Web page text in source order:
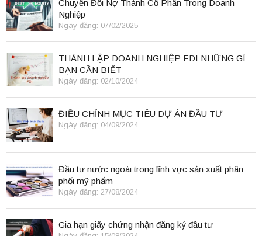
Chuyển Đổi Nợ Thành Cổ Phần Trong Doanh
Nghiệp
Ngày đăng: 07/02/2025
THÀNH LẬP DOANH NGHIỆP FDI NHỮNG GÌ
BẠN CẦN BIẾT
Ngày đăng: 02/10/2024
ĐIỀU CHỈNH MỤC TIÊU DỰ ÁN ĐẦU TƯ
Ngày đăng: 04/09/2024
Đầu tư nước ngoài trong lĩnh vực sản xuất phân
phối mỹ phẩm
Ngày đăng: 27/08/2024
Gia hạn giấy chứng nhận đăng ký đầu tư